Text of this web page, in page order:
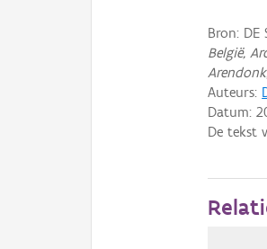
Bron: DE
België,
Arendonk
Auteurs:
Datum:
De tekst